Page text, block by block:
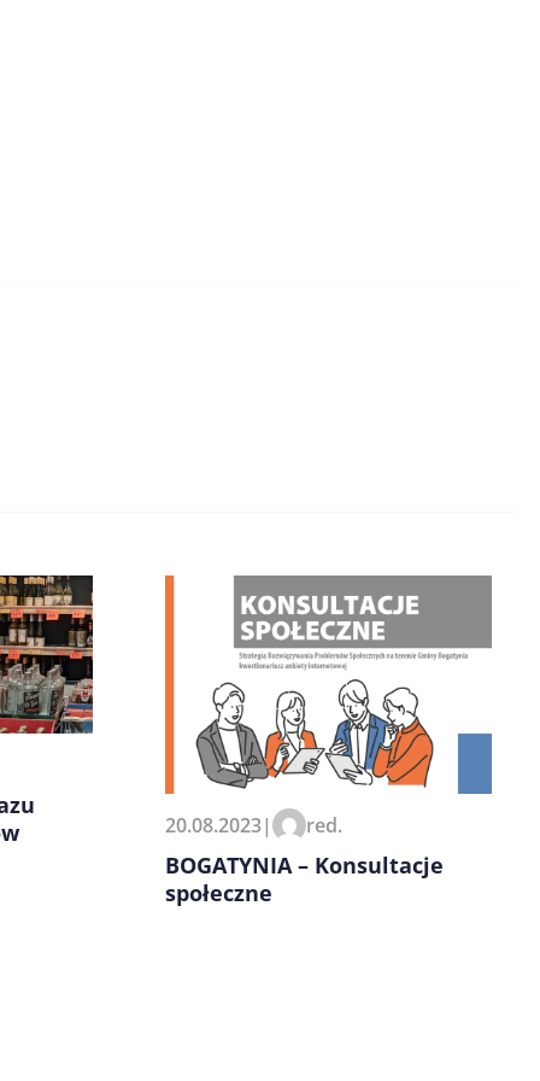
20.08.2023| red.
BOGATYNIA – Konsultacje
społeczne